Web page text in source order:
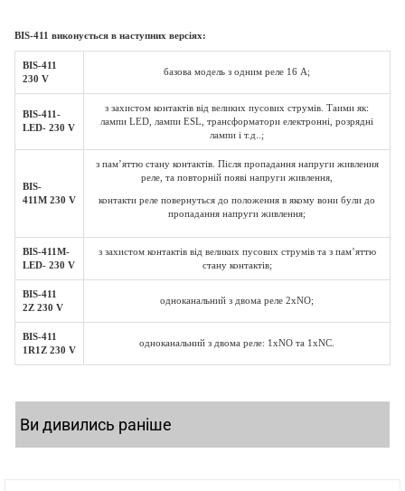
BIS-411 виконується в наступних версіях:
BIS-411
230 V
базова модель з одним реле 16 A;
BIS-411-
LED- 230 V
з захистом контактів від великих пусових струмів. Таими як:
лампи LED , лампи ESL , трансформатори електронні, розрядні
лампи і т.д..;
BIS-
411M 230 V
з пам’яттю стану контактів. Після пропадання напруги живлення
реле, та повторній появі напруги живлення,
контакти реле повернуться до положення в якому вони були до
пропадання напруги живлення;
BIS-411M-
LED- 230 V
з захистом контактів від великих пусових струмів та з пам’яттю
стану контактів;
BIS-411
2Z 230 V
одноканальний з двома реле 2xNO;
BIS-411
1R1Z 230 V
одноканальний з двома реле: 1xNO та 1xNC
Ви дивились раніше